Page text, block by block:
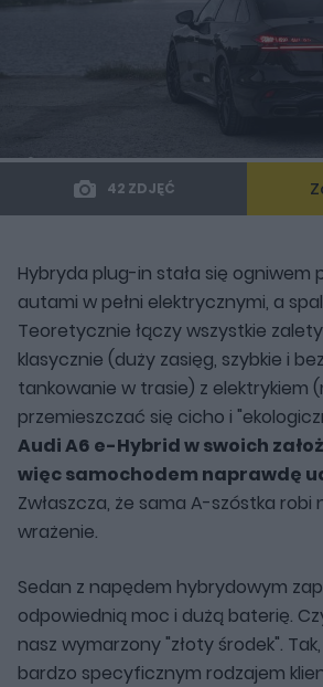
42 ZDJĘĆ
Hybryda plug-in stała się ogniwem
autami w pełni elektrycznymi, a
Teoretycznie łączy wszystkie
klasycznie (duży zasięg, szybkie i
tankowanie w trasie) z elektrykiem
przemieszczać się cicho i
Audi A6 e-Hybrid w swoich
więc samochodem naprawdę
Zwłaszcza, że sama A-szóstka robi
wrażenie.
Sedan z napędem hybrydowym
odpowiednią moc i dużą baterię.
nasz wymarzony "złoty środek".
bardzo specyficznym rodzajem